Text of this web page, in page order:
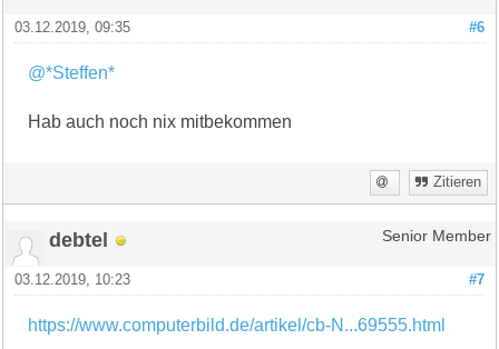
#6
03.12.2019, 09:35
@*Steffen*
Hab auch noch nix mitbekommen
Zitieren
debtel Senior Member
#7
03.12.2019, 10:23
https://www.computerbild.de/artikel/cb-N...69555.html